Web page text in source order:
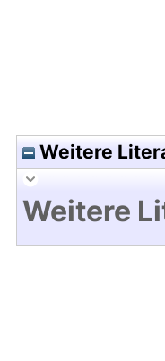
Weitere
Weitere